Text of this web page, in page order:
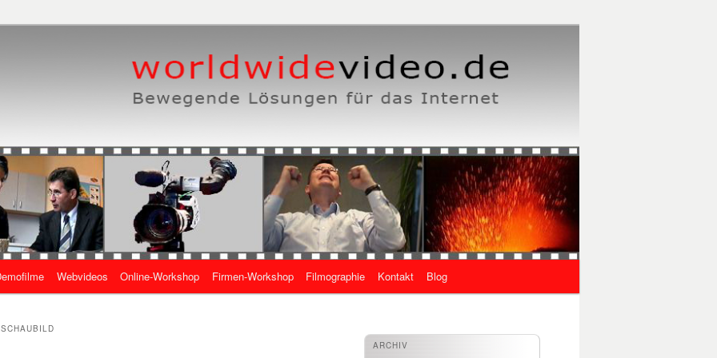
Videos
Webvideos Online-Workshop Firmen-Workshop Filmographie Kontakt Blog
ARCHIV